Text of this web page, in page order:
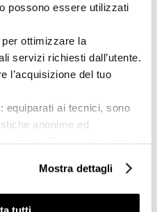
possono essere utilizzati
ottimizzare la
servizi richiesti dall’utente.
l’acquisizione del tuo
equiparati ai tecnici, sono
anonime ed
sono utilizzati, solo
le tue abitudini di
avvisi pubblicitari mirati, in
Mostra dettagli